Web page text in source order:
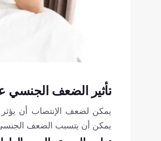
تأثير الضعف الجنسي
يمكن لضعف الإنتصاب أن
يمكن أن يتسبب الضعف الجنسي